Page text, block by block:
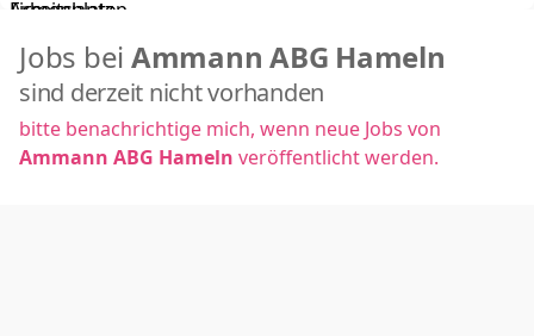
Jobs bei Ammann ABG Hameln
sind derzeit nicht vorhanden
bitte benachrichtige mich, wenn neue Jobs von
Ammann ABG Hameln veröffentlicht werden.